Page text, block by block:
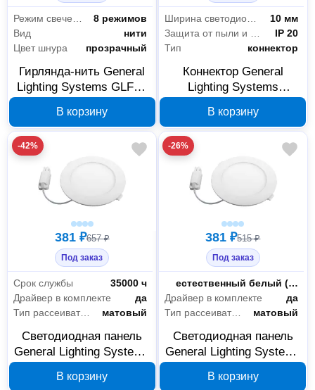
Режим свечения
8 режимов
Вид
нити
Цвет шнура
прозрачный
Гирлянда-нить General
Lighting Systems GLFG-
В корзину
Ширина светодиодной ленты
10 мм
IP 20
Тип
коннектор
Коннектор General
Lighting Systems
520031
В корзину
-42%
381 ₽657 ₽
Под заказ
Срок службы
35000 ч
Драйвер в комплекте
да
Тип рассеивателя
матовый
Светодиодная панель
General Lighting Systems
412277
В корзину
-26%
381 ₽515 ₽
Под заказ
Цветность
естественный белый (3300-5000 К)
Драйвер в комплекте
да
Тип рассеивателя
матовый
Светодиодная панель
General Lighting Systems
412276
В корзину